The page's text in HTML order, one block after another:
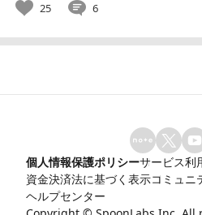
25 6
個人情報保護ポリシーサービス利
資金決済法に基づく表示コミュニ
ヘルプセンター